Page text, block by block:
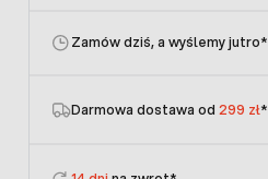
Zamów dziś, a wyślemy jutro
Darmowa dostawa od 299 zł*